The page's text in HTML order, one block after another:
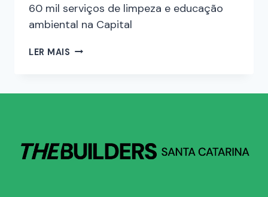
60 mil serviços de limpeza e educação
ambiental na Capital
LER MAIS